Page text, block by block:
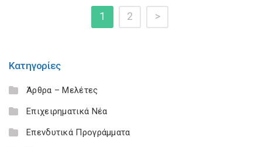
1 2 >
Κατηγορίες
Άρθρα – Μελέτες
Επιχειρηματικά Νέα
Επενδυτικά Προγράμματα